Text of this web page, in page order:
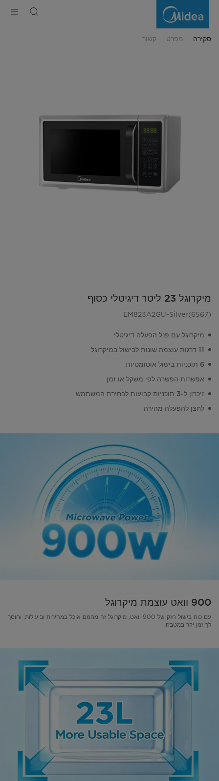
סקירה מפרט קשור
מיקרוגל 23 ליטר דיגיטלי כסוף
EM823A2GU-Silver(6567)
מיקרוגל עם פנל הפעלה דיגיטלי
11 דרגות עוצמה שונות לבישול במיקרוגל
6 תוכניות בישול אוטומטיות
אפשרות הפשרה לפי משקל או זמן
זיכרון ל-3 תוכניות קבועות לבחירת המשתמש
לחצן להפעלה מהירה
900 וואט עוצמת מיקרוגל
עם כוח בישול חזק של 900 וואט, מיקרוגל זה מחמם אוכל במהירות וביעילות, וחוסך
לך זמן יקר במטבח.